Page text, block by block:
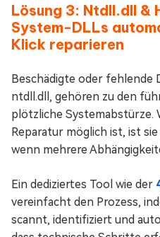
Lösung 3: Ntdll.dll &
System-DLLs
Klick reparieren
Beschädigte oder fehlende
ntdll.dll, gehören zu den
plötzliche Systemabstürze.
Reparatur möglich ist, ist
wenn mehrere
Ein dediziertes Tool wie der
vereinfacht den Prozess,
scannt, identifiziert und